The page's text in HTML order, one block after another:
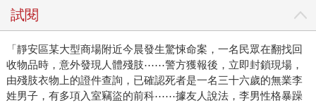
試閱
「靜安區某大型商場附近今晨發生驚悚命案，一名民眾在翻找回
收物品時，意外發現人體殘肢⋯⋯警方獲報後，立即封鎖現場，
由殘肢衣物上的證件查詢，已確認死者是一名三十六歲的無業李
姓男子，有多項入室竊盜的前科⋯⋯據友人說法，李男性格暴躁